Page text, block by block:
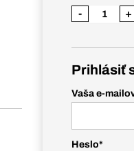
- +
Prihlásiť
Vaša e-
Heslo*